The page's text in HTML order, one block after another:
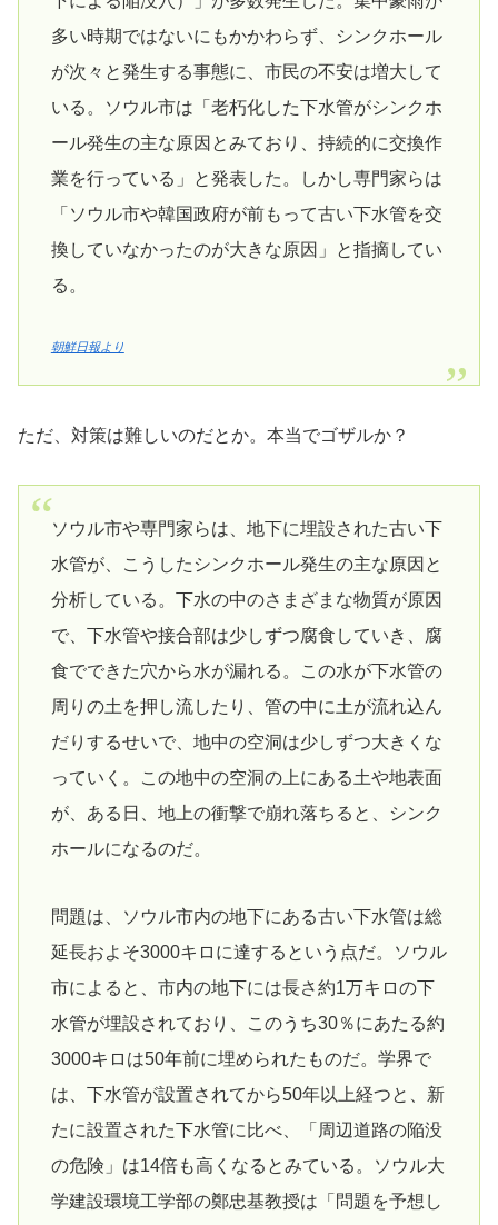
多い時期ではないにもかかわらず、シンクホール
が次々と発生する事態に、市民の不安は増大して
いる。ソウル市は「老朽化した下水管がシンクホ
ール発生の主な原因とみており、持続的に交換作
業を行っている」と発表した。しかし専門家らは
「ソウル市や韓国政府が前もって古い下水管を交
換していなかったのが大きな原因」と指摘してい
る。
朝鮮日報より
ただ、対策は難しいのだとか。本当でゴザルか？
ソウル市や専門家らは、地下に埋設された古い下
水管が、こうしたシンクホール発生の主な原因と
分析している。下水の中のさまざまな物質が原因
で、下水管や接合部は少しずつ腐食していき、腐
食でできた穴から水が漏れる。この水が下水管の
周りの土を押し流したり、管の中に土が流れ込ん
だりするせいで、地中の空洞は少しずつ大きくな
っていく。この地中の空洞の上にある土や地表面
が、ある日、地上の衝撃で崩れ落ちると、シンク
ホールになるのだ。
問題は、ソウル市内の地下にある古い下水管は総
延長およそ3000キロに達するという点だ。ソウル
市によると、市内の地下には長さ約1万キロの下
水管が埋設されており、このうち30％にあたる約
3000キロは50年前に埋められたものだ。学界で
は、下水管が設置されてから50年以上経つと、新
たに設置された下水管に比べ、「周辺道路の陥没
の危険」は14倍も高くなるとみている。ソウル大
学建設環境工学部の鄭忠基教授は「問題を予想し